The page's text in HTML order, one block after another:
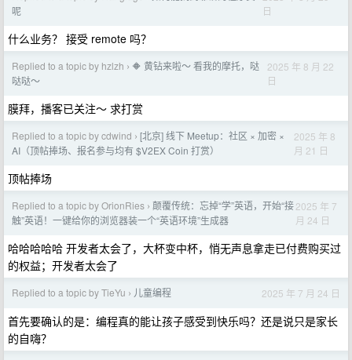
呢
日
什么业务？ 接受 remote 吗？
Replied to a topic by hzlzh › 🔶 黄钻来啦～ 看我的摩托，哒
哒哒～
2025 年 8 月 22
日
膜拜，播客已关注～ 求打赏
Replied to a topic by cdwind › [北京] 线下 Meetup：社区 × 加密 ×
AI（顶帖捧场、报名参与均有 $V2EX Coin 打赏）
2025 年 8
月 21 日
顶帖捧场
Replied to a topic by OrionRies › 颠覆传统：忘掉“学”英语，开始“接
触”英语！一键给你的浏览器装一个“英语环境”生成器
2025 年 7
月 24 日
哈哈哈哈哈 开发者太会了，大杯变中杯，悄无声息拿走已付费购买过
的权益；开发者太会了
Replied to a topic by TieYu › 儿童编程 2025 年 7 月 24 日
首先要确认的是：编程真的能让孩子感受到快乐吗？还是说只是家长
的自嗨？